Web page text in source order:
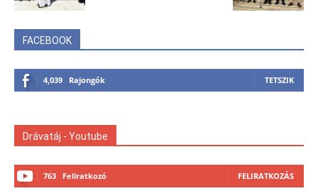
FACEBOOK
4,039 Rajongók TETSZIK
Drávatáj - Youtube
763 Feliratkozó FELIRATKOZÁS